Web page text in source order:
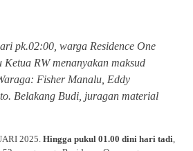
pk.02:00, warga Residence One
RW menanyakan maksud
Fisher Manalu, Eddy
Belakang Budi, juragan material
2025. Hingga pukul 01.00 dini hari tadi,